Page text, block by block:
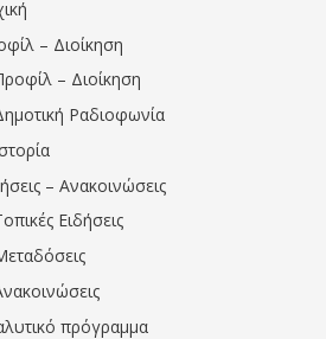
– Διοίκηση
– Διοίκηση
Ραδιοφωνία
– Ανακοινώσεις
Ειδήσεις
πρόγραμμα